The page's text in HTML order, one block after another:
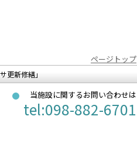
ページトップ
更新修繕」
当施設に関するお問い合わせは
tel:098-882-6701